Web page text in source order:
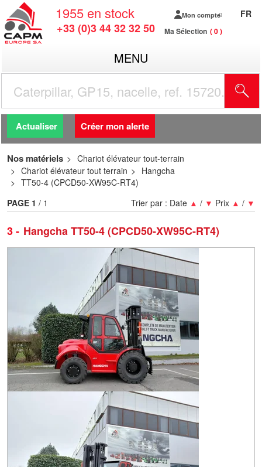
1955 en stock
+33 (0)3 44 32 32 50
Mon compte
Ma Sélection 0
FR
MENU
Actualiser Créer mon alerte
Nos matériels
Chariot élévateur tout-terrain
Chariot élévateur tout terrain
Hangcha
TT50-4 (CPCD50-XW95C-RT4)
3 Hangcha TT50-4 (CPCD50-XW95C-RT4)
Trier par : Date ▲ / ▼ Prix ▲ / ▼
PAGE 1 / 1